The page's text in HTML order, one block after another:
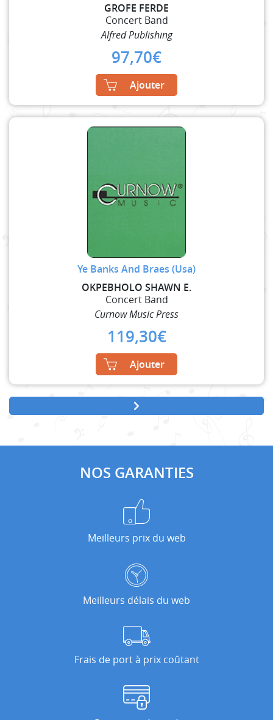
GROFE FERDE
Concert Band
Alfred Publishing
97,70€
Ajouter
Ye Banks And Braes (Usa)
OKPEBHOLO SHAWN E.
Concert Band
Curnow Music Press
119,30€
Ajouter
NOS GARANTIES
Meilleurs prix du web
Meilleurs délais du web
Frais de port à prix coûtant